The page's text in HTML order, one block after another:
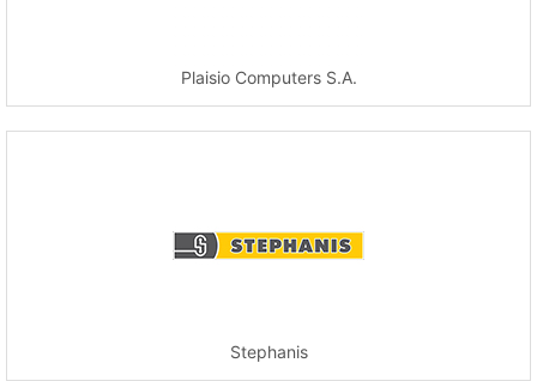
Plaisio Computers S.A.
Stephanis